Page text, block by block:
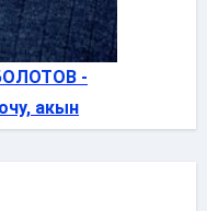
-
акын